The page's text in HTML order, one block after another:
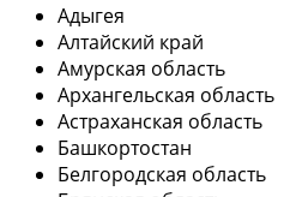
Адыгея
Алтайский край
Амурская область
Архангельская область
Астраханская область
Башкортостан
Белгородская область